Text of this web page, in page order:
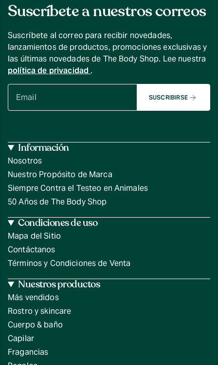
Suscríbete a nuestros correos
Suscríbete al correo para recibir novedades,
lanzamientos de productos, promociones exclusivas y
las últimas novedades de The Body Shop. Lee nuestra
política de privacidad .
SUSCRIBIRSE
Información
Nosotros
Nuestro Propósito de Marca
Siempre Contra el Testeo en Animales
50 Años de The Body Shop
Condiciones de uso
Mapa del Sitio
Contáctanos
Términos y Condiciones de Venta
Nuestros productos
Más vendidos
Rostro y skincare
Cuerpo & baño
Capilar
Fragancias